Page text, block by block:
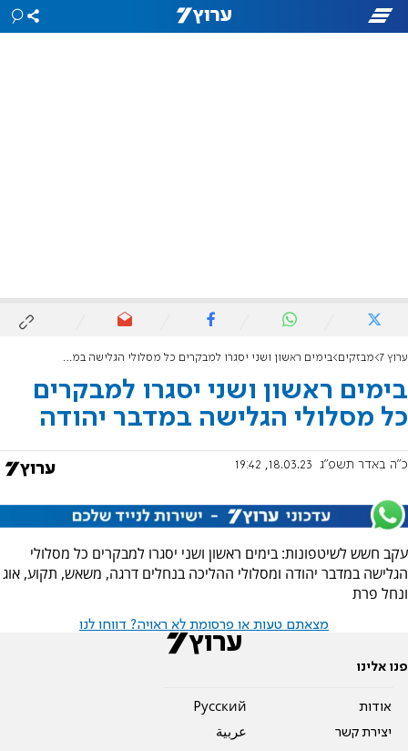
ערוץ 7 מבזקים בימים ראשון ושני יסגרו למבקרים כל מסלולי הגלישה במדבר יהודה
בימים ראשון ושני יסגרו למבקרים
כל מסלולי הגלישה במדבר יהודה
כ"ה באדר תשפ"ג 18.03.23, 19:42
עקב חשש לשיטפונות: בימים ראשון ושני יסגרו למבקרים כל מסלולי
הגלישה במדבר יהודה ומסלולי ההליכה בנחלים דרגה, משאש, תקוע, אוג
ונחל פרת
מצאתם טעות או פרסומת לא ראויה? דווחו לנו
פנו אלינו
אודות
יצירת קשר
Pусский
عربية